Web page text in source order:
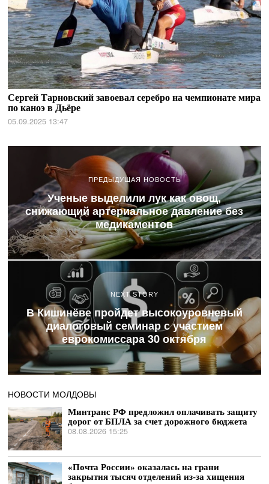
Сергей Тарновский завоевал серебро на чемпионате мира
по каноэ в Дьёре
05.09.2025 13:47
ПРЕДЫДУЩАЯ НОВОСТЬ
Ученые выделили лук как овощ,
снижающий артериальное давление без
медикаментов
NEXT STORY
В Кишинёве пройдет высокоуровневый
диалоговый семинар с участием
еврокомиссара 30 октября
НОВОСТИ МОЛДОВЫ
Минтранс РФ предложил оплачивать защиту
дорог от БПЛА за счет дорожного бюджета
08.08.2026 15:25
«Почта России» оказалась на грани
закрытия тысяч отделений из-за хищения